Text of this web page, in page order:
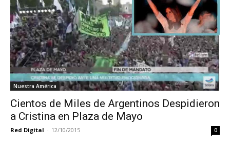
Nuestra América
Cientos de Miles de Argentinos Despidieron
a Cristina en Plaza de Mayo
Red Digital - 12/10/2015 0